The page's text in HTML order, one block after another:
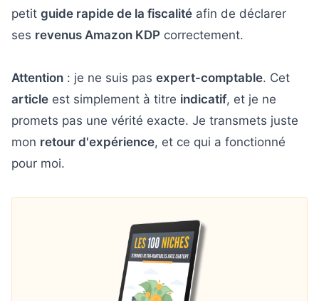
petit guide rapide de la fiscalité afin de déclarer
ses revenus Amazon KDP correctement.
Attention : je ne suis pas expert-comptable. Cet
article est simplement à titre indicatif, et je ne
promets pas une vérité exacte. Je transmets juste
mon retour d'expérience, et ce qui a fonctionné
pour moi.